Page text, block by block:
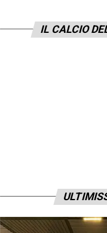
IL CALCIO